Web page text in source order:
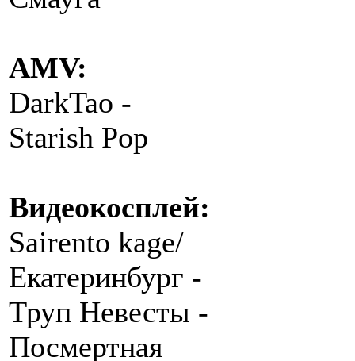
AMV:
DarkTao -
Starish Pop
Видеокосплей:
Sairento kage/
Екатеринбург -
Труп Невесты -
Посмертная